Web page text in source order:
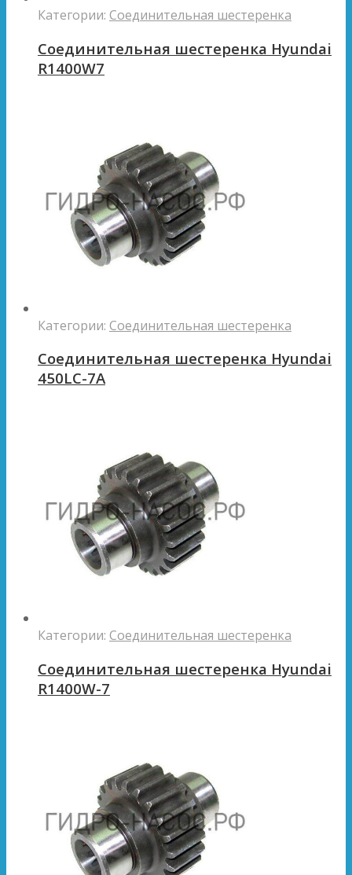
Категории: Соединительная шестеренка
Соединительная шестеренка Hyundai
R1400W7
Категории: Соединительная шестеренка
Соединительная шестеренка Hyundai
450LC-7A
Категории: Соединительная шестеренка
Соединительная шестеренка Hyundai
R1400W-7